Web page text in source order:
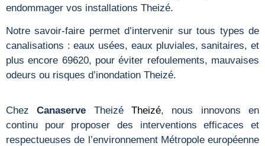
endommager vos installations Theizé.
Notre savoir-faire permet d’intervenir sur tous types de
canalisations : eaux usées, eaux pluviales, sanitaires, et
plus encore 69620, pour éviter refoulements, mauvaises
odeurs ou risques d’inondation Theizé.
ChezCanaserve TheizéTheizé, nous innovons en
continu pour proposer des interventions efficaces et
respectueuses de l’environnement Métropole européenne